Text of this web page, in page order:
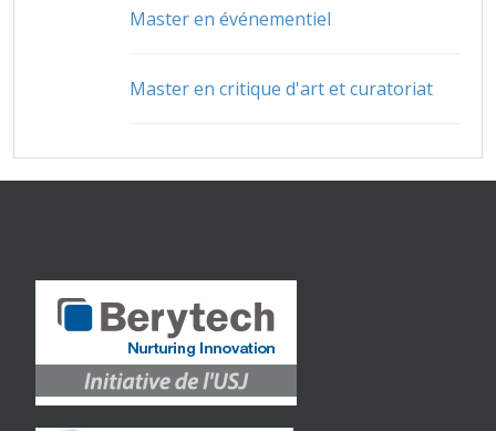
Master en événementiel
Master en critique d'art et curatoriat